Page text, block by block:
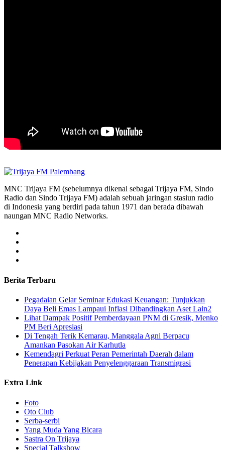
MNC Trijaya FM (sebelumnya dikenal sebagai Trijaya FM, Sindo
Radio dan Sindo Trijaya FM) adalah sebuah jaringan stasiun radio
di Indonesia yang berdiri pada tahun 1971 dan berada dibawah
naungan MNC Radio Networks.
Berita Terbaru
Pegadaian Gelar Seminar Edukasi Keuangan: Tunjukkan
Daya Beli Emas Lampaui Inflasi Dibandingkan Aset Lain2
Lihat Dampak Positif Pemberdayaan PNM di Gresik, Menko
PM Beri Apresiasi
​Di Tengah Terik Kemarau, Manggala Agni Berpacu
Amankan Pasokan Air Karhutla
Kemendagri Perkuat Peran Pemerintah Daerah dalam
Penerapan Kebijakan Penyelenggaraan Transmigrasi
Extra Link
Foto
Oto Club
Serba-serbi
Yang Muda Yang Bicara
Sastra On Trijaya
Special Talkshow